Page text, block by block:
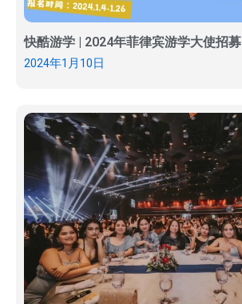
快酷游学 | 2024年菲律宾游学大使招募
2024年1月10日